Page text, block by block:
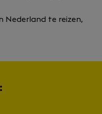
Nederland te reizen,